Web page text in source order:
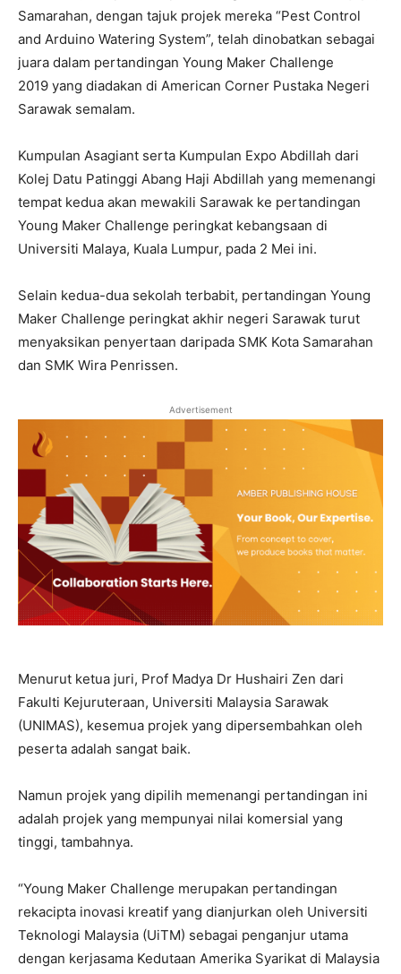
Samarahan, dengan tajuk projek mereka “Pest Control
and Arduino Watering System”, telah dinobatkan sebagai
juara dalam pertandingan Young Maker Challenge
2019 yang diadakan di American Corner Pustaka Negeri
Sarawak semalam.
Kumpulan Asagiant serta Kumpulan Expo Abdillah dari
Kolej Datu Patinggi Abang Haji Abdillah yang memenangi
tempat kedua akan mewakili Sarawak ke pertandingan
Young Maker Challenge peringkat kebangsaan di
Universiti Malaya, Kuala Lumpur, pada 2 Mei ini.
Selain kedua-dua sekolah terbabit, pertandingan Young
Maker Challenge peringkat akhir negeri Sarawak turut
menyaksikan penyertaan daripada SMK Kota Samarahan
dan SMK Wira Penrissen.
Advertisement
Menurut ketua juri, Prof Madya Dr Hushairi Zen dari
Fakulti Kejuruteraan, Universiti Malaysia Sarawak
(UNIMAS), kesemua projek yang dipersembahkan oleh
peserta adalah sangat baik.
Namun projek yang dipilih memenangi pertandingan ini
adalah projek yang mempunyai nilai komersial yang
tinggi, tambahnya.
“Young Maker Challenge merupakan pertandingan
rekacipta inovasi kreatif yang dianjurkan oleh Universiti
Teknologi Malaysia (UiTM) sebagai penganjur utama
dengan kerjasama Kedutaan Amerika Syarikat di Malaysia